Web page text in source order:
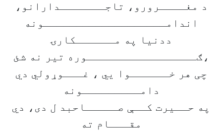
د مغــــرورو، تاجـــــــدارانو،
اندامـــــــــــــــــــونه
ددنیا په مــــــکارۍ
،ګـــــــــــــــــوره تیر نه شئ
چی هر خــــــوا یي ، غـــوړولي دي
دامـــــــــونه
په حــیرت کــې صـــــاحبد ل دی، دي
مقـــام ته